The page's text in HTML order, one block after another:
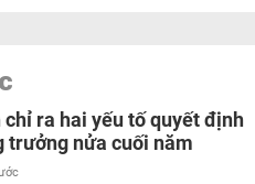
chỉ ra hai yếu tố quyết định
trưởng nửa cuối năm